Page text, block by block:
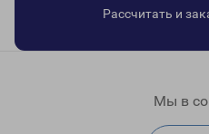
Рассчитать и
Мы в